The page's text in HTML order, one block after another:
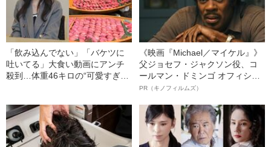
「飲み込んでない」「バケツに
吐いてる」大食い動画にアンチ
殺到…体重46キロの“可愛すぎ
《映画『Michael／マイケル』》
父ジョセフ・ジャクソン役、コ
ールマン・ドミンゴ オフィシャ
ルインタビュー“観客を魅了した
語る”《日本興収70億円突破》
PR（キノフィルムズ）